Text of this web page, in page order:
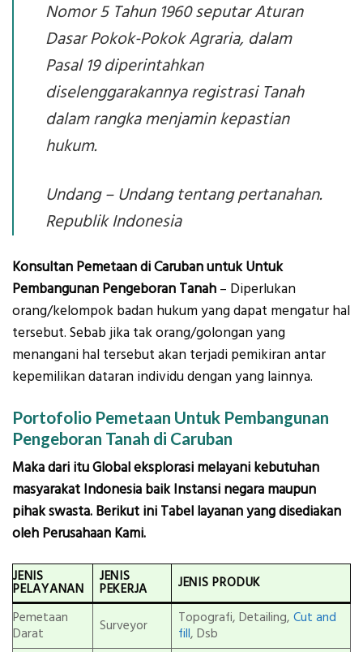
Nomor 5 Tahun 1960 seputar Aturan
Dasar Pokok-Pokok Agraria, dalam
Pasal 19 diperintahkan
diselenggarakannya registrasi Tanah
dalam rangka menjamin kepastian
hukum.
Undang – Undang tentang pertanahan.
Republik Indonesia
Konsultan Pemetaan di Caruban untuk Untuk
Pembangunan Pengeboran Tanah – Diperlukan
orang/kelompok badan hukum yang dapat mengatur hal
tersebut. Sebab jika tak orang/golongan yang
menangani hal tersebut akan terjadi pemikiran antar
kepemilikan dataran individu dengan yang lainnya.
Portofolio Pemetaan Untuk Pembangunan
Pengeboran Tanah di Caruban
Maka dari itu Global eksplorasi melayani kebutuhan
masyarakat Indonesia baik Instansi negara maupun
pihak swasta. Berikut ini Tabel layanan yang disediakan
oleh Perusahaan Kami.
JENIS
PELAYANAN
JENIS
PEKERJA JENIS PRODUK
Pemetaan
Darat
Surveyor Topografi, Detailing, Cut and
fill, Dsb